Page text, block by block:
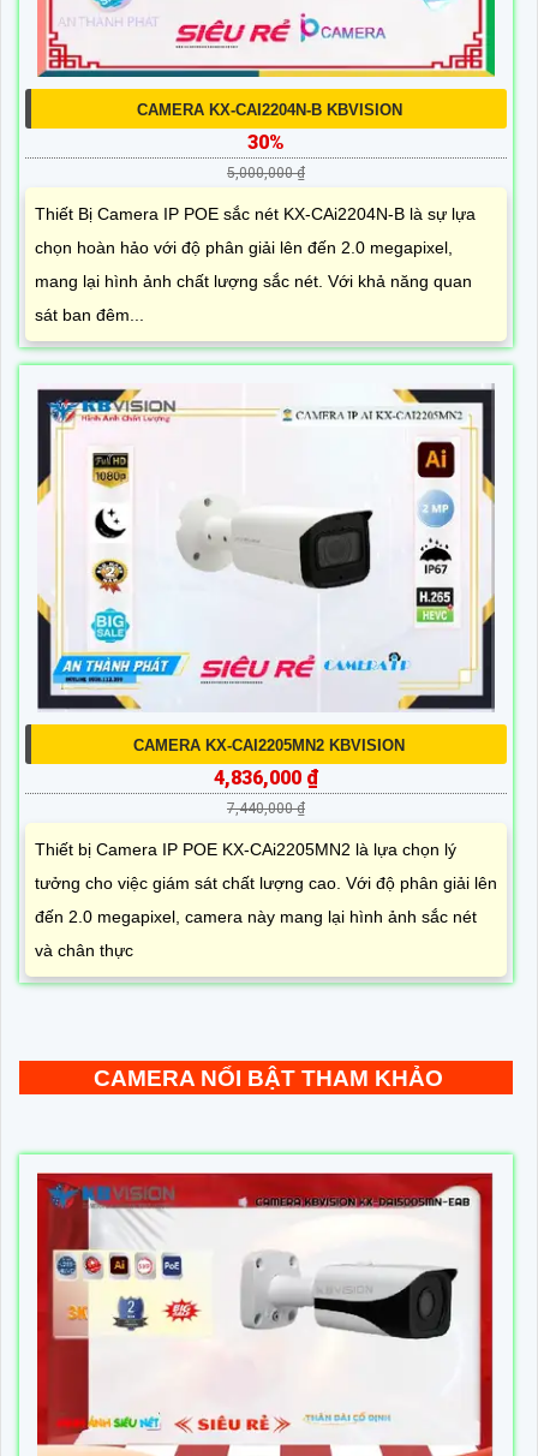
CAMERA KX-CAI2204N-B KBVISION
30%
5,000,000 ₫
Thiết Bị Camera IP POE sắc nét KX-CAi2204N-B là sự lựa
chọn hoàn hảo với độ phân giải lên đến 2.0 megapixel,
mang lại hình ảnh chất lượng sắc nét. Với khả năng quan
sát ban đêm...
CAMERA KX-CAI2205MN2 KBVISION
4,836,000 ₫
7,440,000 ₫
Thiết bị Camera IP POE KX-CAi2205MN2 là lựa chọn lý
tưởng cho việc giám sát chất lượng cao. Với độ phân giải lên
đến 2.0 megapixel, camera này mang lại hình ảnh sắc nét
và chân thực
CAMERA NỔI BẬT THAM KHẢO